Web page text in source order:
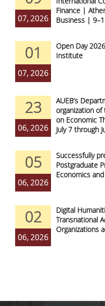
07, 2026
Finance |
Business |
01
07, 2026
Open Day
Institute
23
06, 2026
AUEB’s
organization
on Economic
July 7 through
05
06, 2026
Successfully
Postgraduate
Economics
02
06, 2026
Digital
Transnational
Organizations